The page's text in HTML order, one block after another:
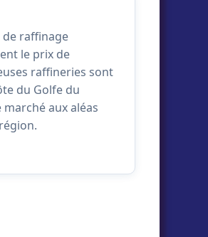
de raffinage
le prix de
raffineries sont
du Golfe du
aux aléas